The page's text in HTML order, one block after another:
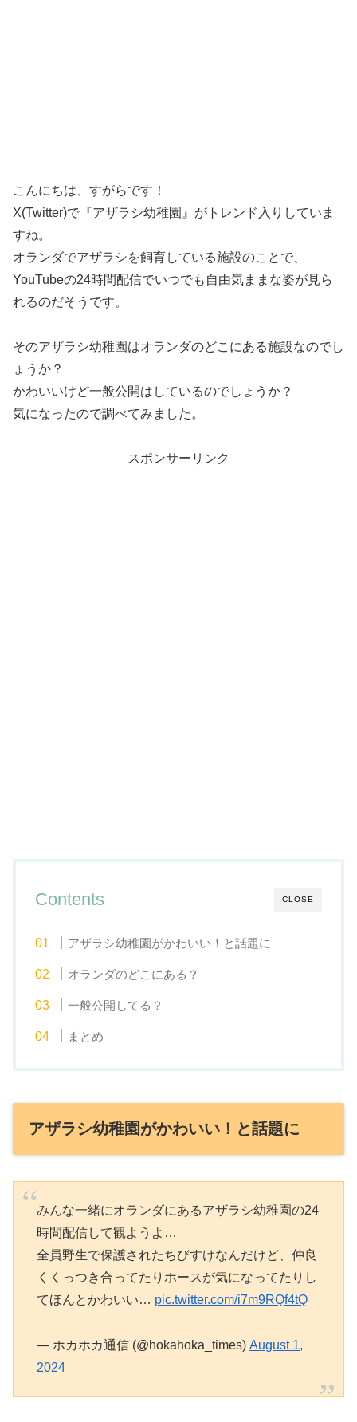
こんにちは、すがらです！
X(Twitter)で『アザラシ幼稚園』がトレンド入りしていま
すね。
オランダでアザラシを飼育している施設のことで、
YouTubeの24時間配信でいつでも自由気ままな姿が見ら
れるのだそうです。
そのアザラシ幼稚園はオランダのどこにある施設なのでし
ょうか？
かわいいけど一般公開はしているのでしょうか？
気になったので調べてみました。
スポンサーリンク
CLOSE
Contents
アザラシ幼稚園がかわいい！と話題に
オランダのどこにある？
一般公開してる？
まとめ
アザラシ幼稚園がかわいい！と話題に
みんな一緒にオランダにあるアザラシ幼稚園の24
時間配信して観ようよ…
全員野生で保護されたちびすけなんだけど、仲良
くくっつき合ってたりホースが気になってたりし
てほんとかわいい… pic.twitter.com/i7m9RQf4tQ
— ホカホカ通信 (@hokahoka_times) August 1,
2024